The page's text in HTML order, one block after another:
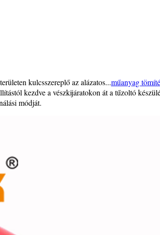
kulcsszereplő az alázatos...műanyag
kezdve a vészkijáratokon át a tűzoltó
módját.